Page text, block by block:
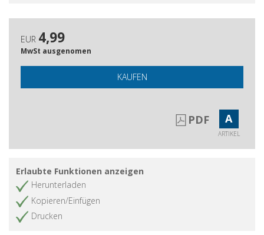
EUR 4,99
MwSt ausgenomen
KAUFEN
PDF A
ARTIKEL
Erlaubte Funktionen anzeigen
Herunterladen
Kopieren/Einfügen
Drucken